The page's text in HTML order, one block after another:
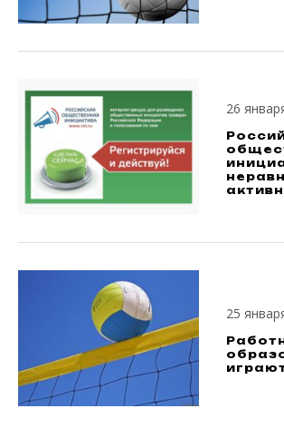
26
25